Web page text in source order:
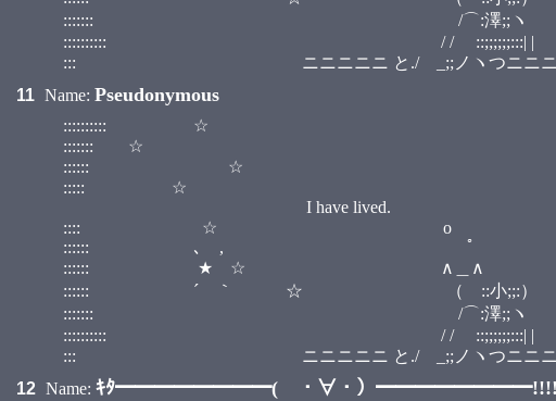
::::::: /⌒:澤;;ヽ
:::::::::: / / ::;;;;;;:::| |
::: ニニニニニ と./ゝ_;;ノヽつニニニニ
11 Name: Pseudonymous
:::::::::: ☆
::::::: ☆
:::::: ☆
::::: ☆
I have lived.
:::: ☆ o
:::::: ､ ,
:::::: ★ ☆ ∧＿∧
:::::: ´ ｀ ☆ （ ::小;;:）
::::::: /⌒:澤;;ヽ
:::::::::: / / ::;;;;;;:::| |
::: ニニニニニ と./ゝ_;;ノヽつニニニニ
12 Name: ｷﾀ━━━━━━━━( ・∀・）━━━━━━━━!!!!